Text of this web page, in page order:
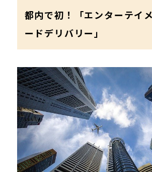
都内で初！「エンターテイ
ードデリバリー」